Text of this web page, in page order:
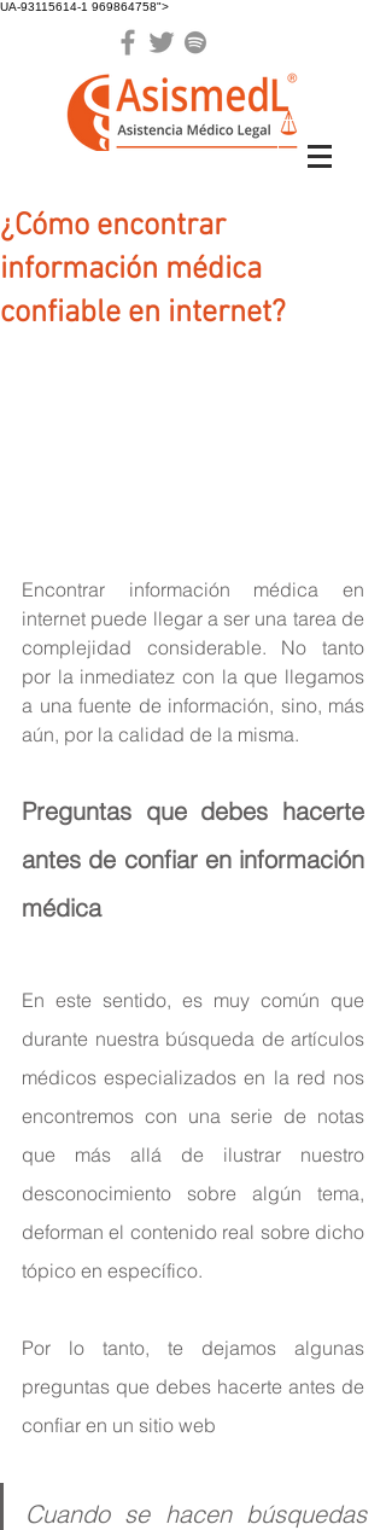
UA-93115614-1 969864758">
¿Cómo encontrar
información médica
confiable en internet?
Encontrar información médica en
internet puede llegar a ser una tarea de
complejidad considerable. No tanto
por la inmediatez con la que llegamos
a una fuente de información, sino, más
aún, por la calidad de la misma.
Preguntas que debes hacerte
antes de confiar en información
médica
En este sentido, es muy común que
durante nuestra búsqueda de artículos
médicos especializados en la red nos
encontremos con una serie de notas
que más allá de ilustrar nuestro
desconocimiento sobre algún tema,
deforman el contenido real sobre dicho
tópico en específico.
Por lo tanto, te dejamos algunas
preguntas que debes hacerte antes de
confiar en un sitio web
Cuando se hacen búsquedas